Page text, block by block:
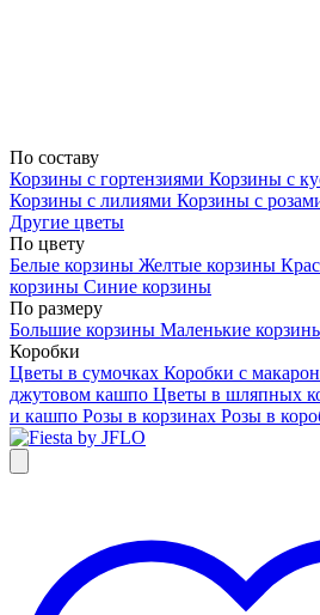
По составу
Корзины с гортензиями Корзины с
Корзины с лилиями Корзины с
Другие цветы
По цвету
Белые корзины Желтые корзины
корзины Синие корзины
По размеру
Большие корзины Маленькие
Коробки
Цветы в сумочках Коробки с
джутовом кашпо Цветы в шляпных
и кашпо Розы в корзинах Розы в